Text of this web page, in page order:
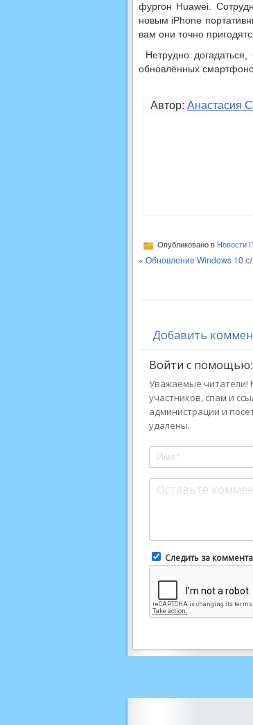
фургон Huawei.
новым iPhone
вам они точно
Нетрудно
обновлённых
Автор: Анастасия
Опубликовано в Новости
« Обновление Windows 10
Добавить
Войти с помощью:
Уважаемые читатели!
участников, спам и
администрации и
удалены.
Следить за